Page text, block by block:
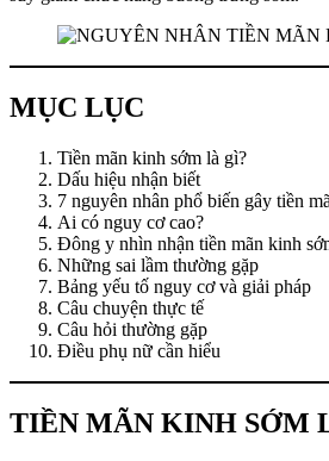
MỤC LỤC
Tiền mãn kinh sớm là gì?
Dấu hiệu nhận biết
7 nguyên nhân phổ biến gây tiền
Ai có nguy cơ cao?
Đông y nhìn nhận tiền mãn kinh
Những sai lầm thường gặp
Bảng yếu tố nguy cơ và giải pháp
Câu chuyện thực tế
Câu hỏi thường gặp
Điều phụ nữ cần hiểu
TIỀN MÃN KINH SỚM